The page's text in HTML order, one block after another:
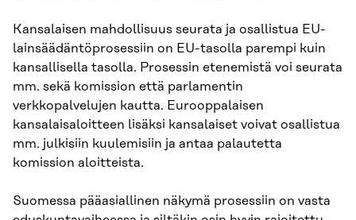
Kansalaisen mahdollisuus seurata ja osallistua EU-
lainsäädäntöprosessiin on EU-tasolla parempi kuin
kansallisella tasolla. Prosessin etenemistä voi seurata
mm. sekä komission että parlamentin
verkkopalvelujen kautta. Eurooppalaisen
kansalaisaloitteen lisäksi kansalaiset voivat osallistua
mm. julkisiin kuulemisiin ja antaa palautetta
komission aloitteista.
Suomessa pääasiallinen näkymä prosessiin on vasta